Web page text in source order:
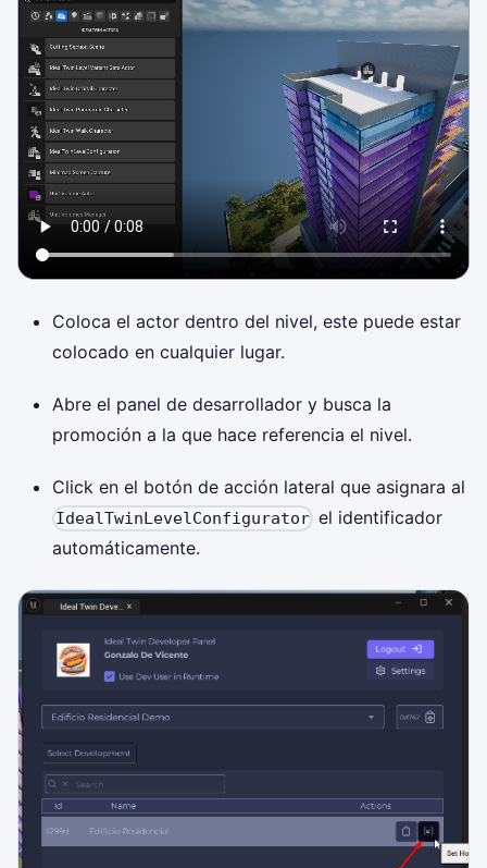
Coloca el actor dentro del nivel, este puede estar
colocado en cualquier lugar.
Abre el panel de desarrollador y busca la
promoción a la que hace referencia el nivel.
Click en el botón de acción lateral que asignara al
IdealTwinLevelConfigurator el identificador
automáticamente.